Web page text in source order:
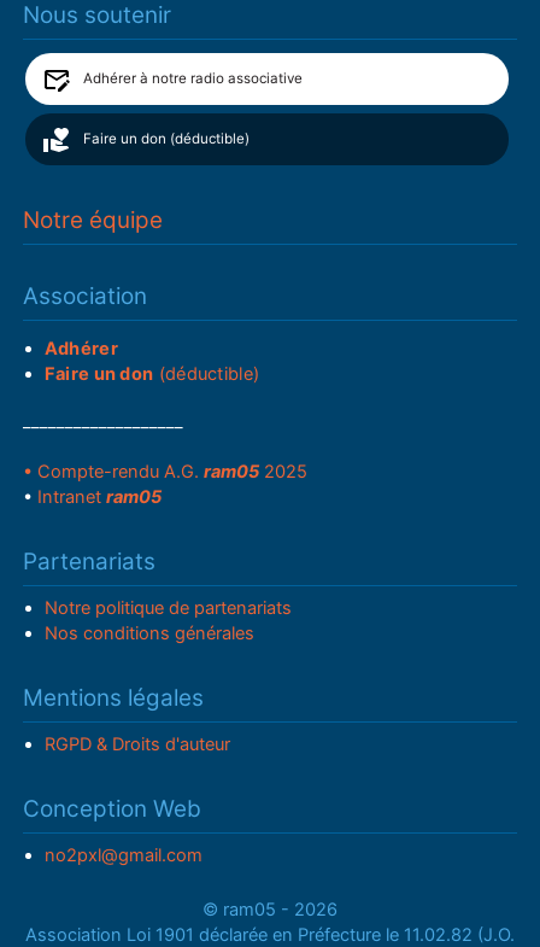
Nous soutenir
Adhérer à notre radio associative
Faire un don (déductible)
Notre équipe
Association
Adhérer
Faire un don (déductible)
• Compte-rendu A.G.ram05 2025
• Intranetram05
Partenariats
Notre politique de partenariats
Nos conditions générales
Mentions légales
RGPD & Droits d'auteur
Conception Web
no2pxl@gmail.com
© ram05 - 2026
Association Loi 1901 déclarée en Préfecture le 11.02.82 (J.O.